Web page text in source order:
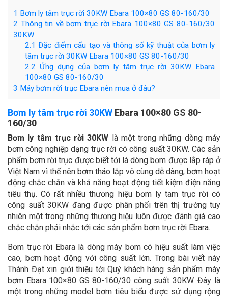
1 Bơm ly tâm trục rời 30KW Ebara 100×80 GS 80-160/30
2 Thông tin về bơm trục rời Ebara 100×80 GS 80-160/30
30KW
2.1 Đặc điểm cấu tạo và thông số kỹ thuật của bơm ly
tâm trục rời 30KW Ebara 100×80 GS 80-160/30
2.2 Ứng dụng của bơm ly tâm trục rời 30KW Ebara
100×80 GS 80-160/30
3 Máy bơm rời trục Ebara nên mua ở đâu?
Bơm ly tâm trục rời 30KW Ebara 100×80 GS 80-
160/30
Bơm ly tâm trục rời 30KW là một trong những dòng máy
bơm công nghiệp dạng trục rời có công suất 30KW. Các sản
phẩm bơm rời trục được biết tới là dòng bơm được lắp ráp ở
Việt Nam vì thế nên bơm tháo lắp vô cùng dễ dàng, bơm hoạt
động chắc chắn và khả năng hoạt động tiết kiệm điện năng
tiêu thụ. Có rất nhiều thương hiệu bơm ly tam trục rời có
công suất 30KW đang được phân phối trên thị trường tuy
nhiên một trong những thương hiệu luôn được đánh giá cao
chắc chắn phải nhắc tới các sản phẩm bơm trục rời Ebara.
Bơm trục rời Ebara là dòng máy bơm có hiệu suất làm việc
cao, bơm hoạt động với công suất lớn. Trong bài viết này
Thành Đạt xin giới thiệu tới Quý khách hàng sản phẩm máy
bơm Ebara 100×80 GS 80-160/30 công suất 30KW. Đây là
một trong những model bơm tiêu biểu được sử dụng rộng